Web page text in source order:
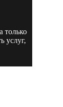
только
услуг,